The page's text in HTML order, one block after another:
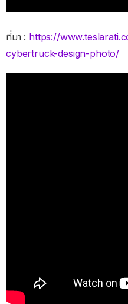
ที่มา : https://
cybertruck-design-photo/